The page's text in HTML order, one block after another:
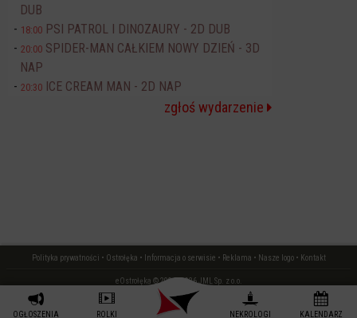
DUB
18:00 PSI PATROL I DINOZAURY - 2D DUB
20:00 SPIDER-MAN CAŁKIEM NOWY DZIEŃ - 3D
NAP
20:30 ICE CREAM MAN - 2D NAP
zgłoś wydarzenie
Polityka prywatności • Ostrołęka • Informacja o serwisie • Reklama • Nasze logo• Kontakt
eOstrołęka © 2006 - 2026 JML Sp. z o.o.
OGŁOSZENIA ROLKI NEKROLOGI KALENDARZ